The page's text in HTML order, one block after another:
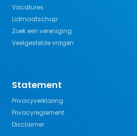
Vacatures
Lidmaatschap
Zoek een vereniging
Veelgestelde vragen
Statement
Privacyverklaring
Privacyreglement
Disclaimer